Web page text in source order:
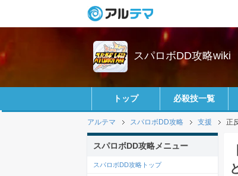
スパロボDD攻略wiki
トップ 必殺技一覧
アルテマ スパロボDD攻略 支援 正
スパロボDD攻略メニュー
スパロボDD攻略トップ